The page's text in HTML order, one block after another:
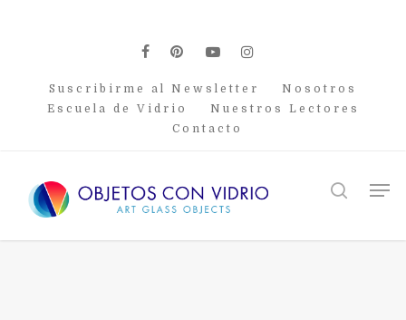
facebook
pinterest
youtubeinstagram
Suscribirme al Newsletter
Nosotros
Escuela de Vidrio
Nuestros Lectores
Contacto
search